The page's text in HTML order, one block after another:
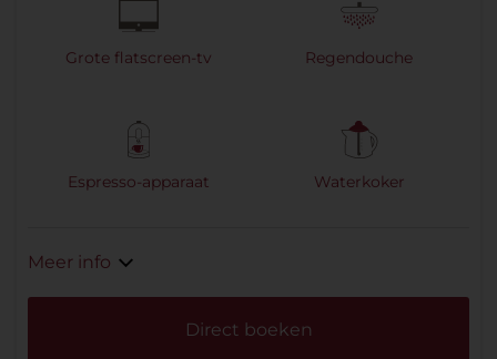
Grote flatscreen-tv Regendouche
Espresso-apparaat Waterkoker
Meer info
Direct boeken